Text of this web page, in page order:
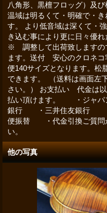
八角形、黒檀フロッグ）及
温域は明るくて・明確で・
す。 より低音域は深くて・
き込む事により更に日々優
※ 調整して出荷致しますの
ます。送付 安心のクロネコ
便140サイズとなります。松
できます。 （送料は画面左
さい。） お支払い 代金は
払い頂けます。 ・ジャ
銀行 ・三井住友銀行
便振替 ・代金引換ご質問
い。
他の写真